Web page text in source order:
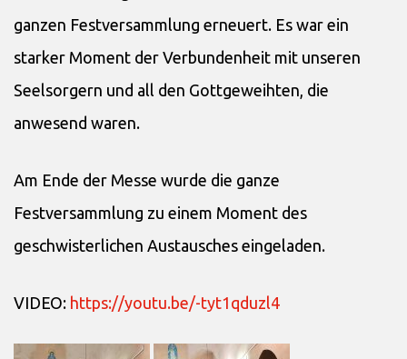
ganzen Festversammlung erneuert. Es war ein
starker Moment der Verbundenheit mit unseren
Seelsorgern und all den Gottgeweihten, die
anwesend waren.
Am Ende der Messe wurde die ganze
Festversammlung zu einem Moment des
geschwisterlichen Austausches eingeladen.
VIDEO: https://youtu.be/-tyt1qduzl4